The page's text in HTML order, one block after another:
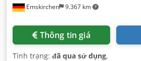
Emskirchen 9.367 km
Thông tin giá
Tình trạng: đã qua sử dụng,